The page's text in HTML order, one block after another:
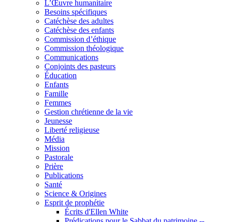
L’Œuvre humanitaire
Besoins spécifiques
Catéchèse des adultes
Catéchèse des enfants
Commission d’éthique
Commission théologique
Communications
Conjoints des pasteurs
Éducation
Enfants
Famille
Femmes
Gestion chrétienne de la vie
Jeunesse
Liberté religieuse
Média
Mission
Pastorale
Prière
Publications
Santé
Science & Origines
Esprit de prophétie
Écrits d'Ellen White